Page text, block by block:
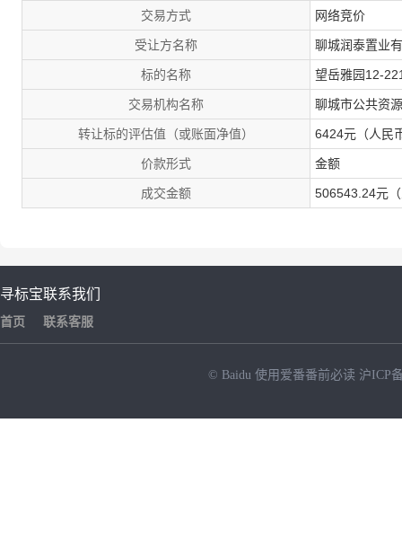
交易方式 网络竞价
受让方名称 聊城润泰置业
标的名称 望岳雅园12-
交易机构名称 聊城市公共资
转让标的评估值（或账面净值） 6424元（人民
价款形式 金额
成交金额 506543.24元
寻标宝
首页
联系我们
联系客服
© Baidu 使用爱番番前必读 沪ICP